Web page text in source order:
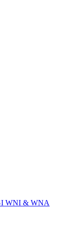
WNI & WNA